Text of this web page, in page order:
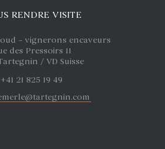
RENDRE VISITE
– vignerons encaveurs
des Pressoirs 11
/ VD Suisse
+41 21 825 19 49